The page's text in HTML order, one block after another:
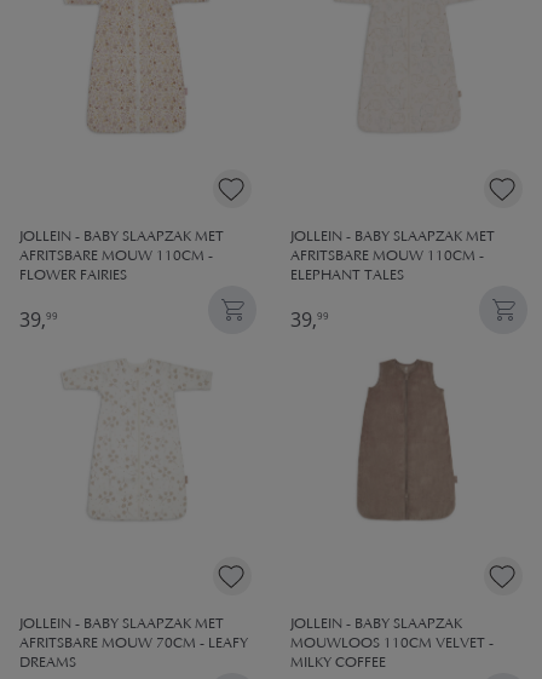
JOLLEIN - BABY SLAAPZAK MET
AFRITSBARE MOUW 110CM -
FLOWER FAIRIES
39,99
JOLLEIN - BABY SLAAPZAK MET
AFRITSBARE MOUW 110CM -
ELEPHANT TALES
39,99
JOLLEIN - BABY SLAAPZAK MET
AFRITSBARE MOUW 70CM - LEAFY
DREAMS
JOLLEIN - BABY SLAAPZAK
MOUWLOOS 110CM VELVET -
MILKY COFFEE